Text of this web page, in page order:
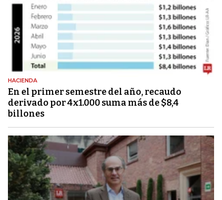
HACIENDA
En el primer semestre del año, recaudo
derivado por 4x1.000 suma más de $8,4
billones